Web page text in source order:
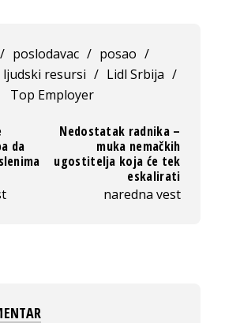
/ poslodavac / posao /
ljudski resursi / Lidl Srbija /
Top Employer
da
Nedostatak radnika –
muka nemačkih
ugostitelja koja će tek
eskalirati
naredna vest